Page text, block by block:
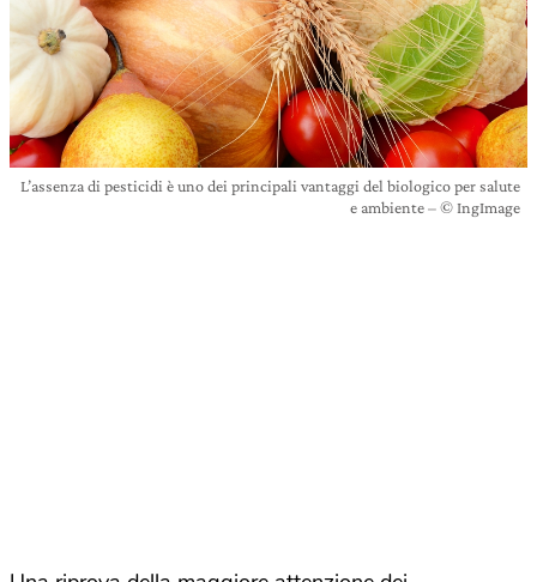
L’assenza di pesticidi è uno dei principali vantaggi del biologico per salute
e ambiente – © IngImage